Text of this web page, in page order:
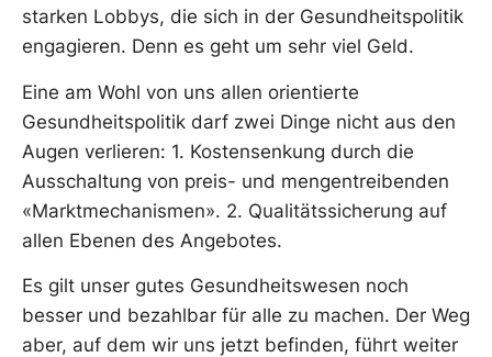
starken Lobbys, die sich in der Gesundheitspolitik
engagieren. Denn es geht um sehr viel Geld.
Eine am Wohl von uns allen orientierte
Gesundheitspolitik darf zwei Dinge nicht aus den
Augen verlieren: 1. Kostensenkung durch die
Ausschaltung von preis- und mengentreibenden
«Marktmechanismen». 2. Qualitätssicherung auf
allen Ebenen des Angebotes.
Es gilt unser gutes Gesundheitswesen noch
besser und bezahlbar für alle zu machen. Der Weg
aber, auf dem wir uns jetzt befinden, führt weiter